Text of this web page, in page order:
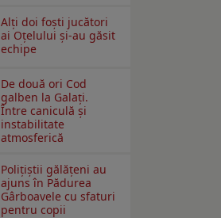
Alți doi foști jucători
ai Oțelului și-au găsit
echipe
De două ori Cod
galben la Galaţi.
Între caniculă şi
instabilitate
atmosferică
Polițiștii gălățeni au
ajuns în Pădurea
Gârboavele cu sfaturi
pentru copii